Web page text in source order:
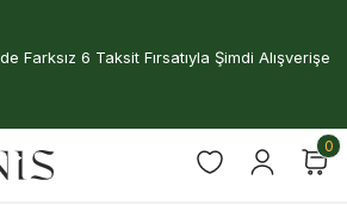
Farksız 6 Taksit Fırsatıyla Şimdi Alışverişe
0